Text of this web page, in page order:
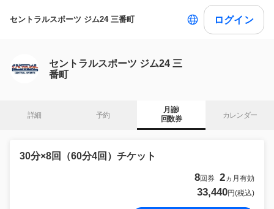
セントラルスポーツ ジム24 三番町 ログイン
セントラルスポーツ ジム24 三
番町
詳細 予約
月謝/
回数券
カレンダー
30分×8回（60分4回）チケット
8回券 2ヵ月有効
33,440円(税込)